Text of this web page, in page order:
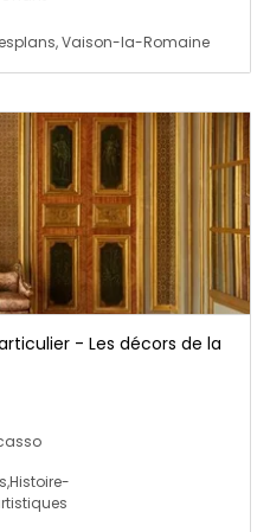
Vaison-la-Romaine
- Les décors de la